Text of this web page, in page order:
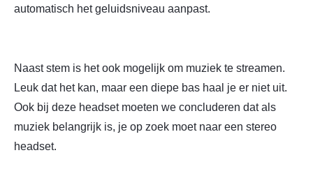
automatisch het geluidsniveau aanpast.
Naast stem is het ook mogelijk om muziek te streamen.
Leuk dat het kan, maar een diepe bas haal je er niet uit.
Ook bij deze headset moeten we concluderen dat als
muziek belangrijk is, je op zoek moet naar een stereo
headset.